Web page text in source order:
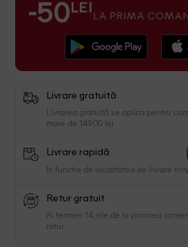
-50 LEI LA PRIMA
Livrare gratuită
Livrarea gratuită se aplica pentru
mare de 149.00 lei
Livrare rapidă
In functie de localitatea de livrare
Retur gratuit
Ai termen 14 zile de la primirea
retur.